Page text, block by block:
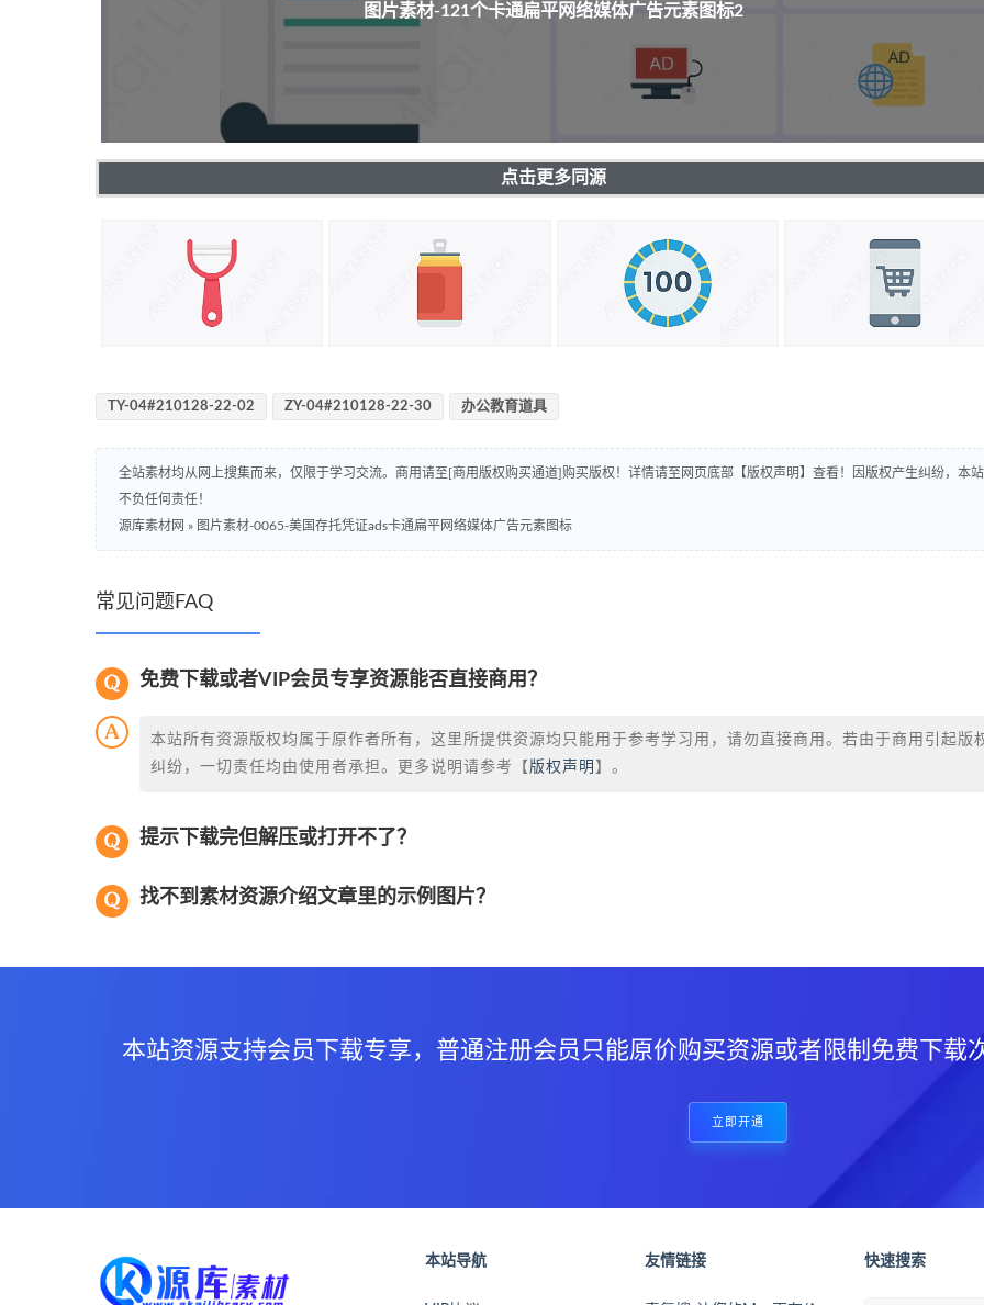
图片素材-121个卡通扁平网络媒体广告元素图标2
点击更多同源
TY-04#210128-22-02 ZY-04#210128-22-30 办公教育道具
全站素材均从网上搜集而来，仅限于学习交流。商用请至[商用版权购买通道]购买版权！详情请至网页底部【版权声明】查看！因版权产生纠纷，本站
不负任何责任！
源库素材网 » 图片素材-0065-美国存托凭证ads卡通扁平网络媒体广告元素图标
常见问题FAQ
免费下载或者VIP会员专享资源能否直接商用？
本站所有资源版权均属于原作者所有，这里所提供资源均只能用于参考学习用，请勿直接商用。若由于商用引起版
纠纷，一切责任均由使用者承担。更多说明请参考【 版权声明 】。
提示下载完但解压或打开不了？
找不到素材资源介绍文章里的示例图片？
本站资源支持会员下载专享，普通注册会员只能原价购买资源或者限制免费下载
立即开通
本站导航 友情链接 快速搜索